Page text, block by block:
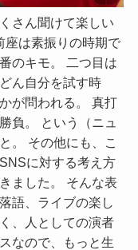
さん聞けて楽しい
座は素振りの時期で
のキモ。 二つ目は
ん自分を試す時
が問われる。 真打
負。 という（ニュ
。 その他にも、こ
に対する考え方
ました。 そんな表
語、ライブの楽し
、人としての演者
なので、もっと生